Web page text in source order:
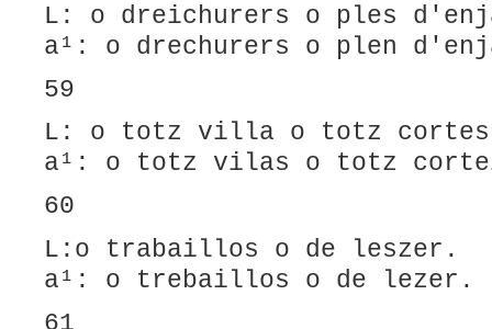
L: o dreichurers o ples
a¹: o drechurers o plen
59
L: o totz villa o totz cortes
a¹: o totz vilas o totz
60
L:o trabaillos o de leszer.
a¹: o trebaillos o de lezer.
61